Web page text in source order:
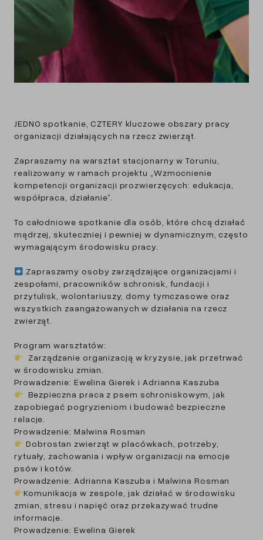
JEDNO spotkanie, CZTERY kluczowe obszary pracy
organizacji działających na rzecz zwierząt.
Zapraszamy na warsztat stacjonarny w Toruniu,
realizowany w ramach projektu „Wzmocnienie
kompetencji organizacji prozwierzęcych: edukacja,
współpraca, działanie”.
To całodniowe spotkanie dla osób, które chcą działać
mądrzej, skuteczniej i pewniej w dynamicznym, często
wymagającym środowisku pracy.
Zapraszamy osoby zarządzające organizacjami i
zespołami, pracowników schronisk, fundacji i
przytulisk, wolontariuszy, domy tymczasowe oraz
wszystkich zaangażowanych w działania na rzecz
zwierząt.
Program warsztatów:
Zarządzanie organizacją w kryzysie, jak przetrwać
w środowisku zmian.
Prowadzenie: Ewelina Gierek i Adrianna Kaszuba
Bezpieczna praca z psem schroniskowym, jak
zapobiegać pogryzieniom i budować bezpieczne
relacje.
Prowadzenie: Malwina Rosman
Dobrostan zwierząt w placówkach, potrzeby,
rytuały, zachowania i wpływ organizacji na emocje
psów i kotów.
Prowadzenie: Adrianna Kaszuba i Malwina Rosman
Komunikacja w zespole, jak działać w środowisku
zmian, stresu i napięć oraz przekazywać trudne
informacje.
Prowadzenie: Ewelina Gierek